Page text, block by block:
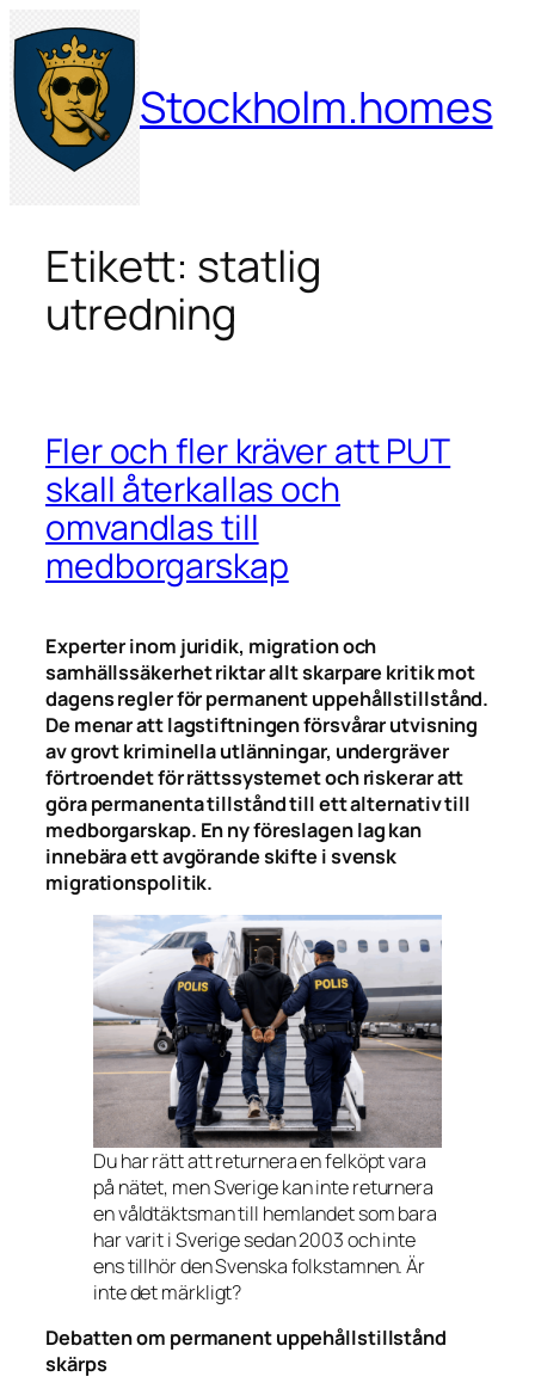
Hoppa
till
innehåll
Stockholm.homes
Etikett: statlig
utredning
Fler och fler kräver att PUT
skall återkallas och
omvandlas till
medborgarskap
Experter inom juridik, migration och
samhällssäkerhet riktar allt skarpare kritik mot
dagens regler för permanent uppehållstillstånd.
De menar att lagstiftningen försvårar utvisning
av grovt kriminella utlänningar, undergräver
förtroendet för rättssystemet och riskerar att
göra permanenta tillstånd till ett alternativ till
medborgarskap. En ny föreslagen lag kan
innebära ett avgörande skifte i svensk
migrationspolitik.
Du har rätt att returnera en felköpt vara
på nätet, men Sverige kan inte returnera
en våldtäktsman till hemlandet som bara
har varit i Sverige sedan 2003 och inte
ens tillhör den Svenska folkstamnen. Är
inte det märkligt?
Debatten om permanent uppehållstillstånd
skärps